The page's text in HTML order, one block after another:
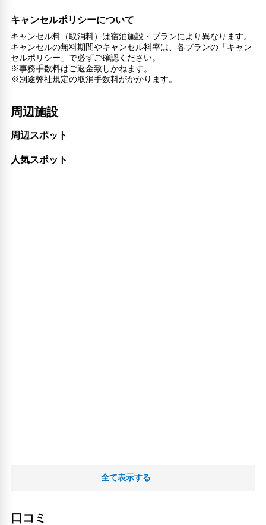
対応言語
日本語
その他サービス
24時間フロント対応
トイレタリー
禁煙
電気自動車充電スタンド
コインランドリー
キャンセルポリシーについて
キャンセル料（取消料）は宿泊施設・プランにより異なります。
キャンセルの無料期間やキャンセル料率は、各プランの「キャン
セルポリシー」で必ずご確認ください。
※事務手数料はご返金致しかねます。
※別途弊社規定の取消手数料がかかります。
周辺施設
周辺スポット
人気スポット
全て表示する
口コミ